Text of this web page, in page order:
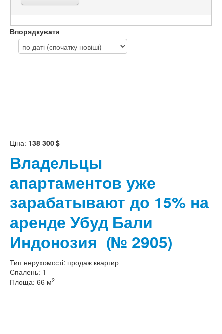
Впорядкувати
Ціна: 138 300 $
Владельцы
апартаментов уже
зарабатывают до 15% на
аренде Убуд Бали
Индонозия (№ 2905)
Тип нерухомості: продаж квартир
Спалень: 1
Площа: 66 м2